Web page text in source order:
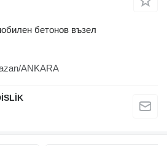
бетонов възел
ANKARA